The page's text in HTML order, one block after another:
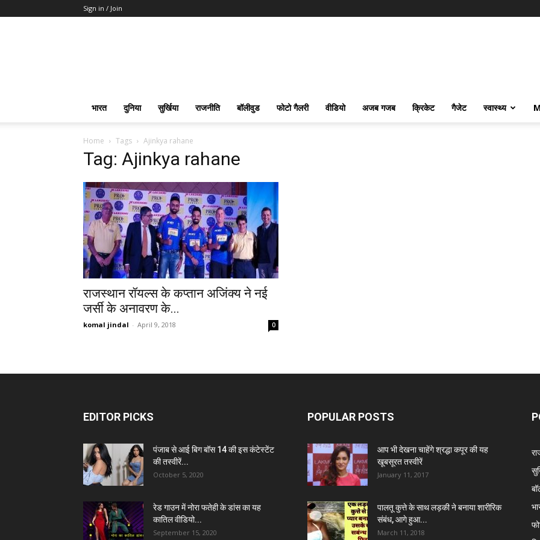
Sign in / Join
भारत दुनिया सुर्खिया राजनीति बॉलीवुड फोटो गैलरी वीडियो अजब गजब क्रिकेट गैजेट स्वास्थ्य
Home Tags Ajinkya rahane
Tag: Ajinkya rahane
राजस्थान रॉयल्स के कप्तान अजिंक्य ने नई
जर्सी के अनावरण के...
komal jindal - April 9, 2018 0
EDITOR PICKS
पंजाब से आई बिग बॉस 14 की इस कंटेस्टेंट
की तस्वीरें...
October 5, 2020
रेड गाउन में नोरा फतेही के डांस का यह
कातिल वीडियो...
September 15, 2020
POPULAR POSTS
आप भी देखना चाहेंगे श्रद्धा कपूर की यह
खूबसूरत तस्वीरें
January 11, 2017
पालतू कुत्ते के साथ लड़की ने बनाया शारीरिक
संबंध, आगे हुआ...
March 11, 2018